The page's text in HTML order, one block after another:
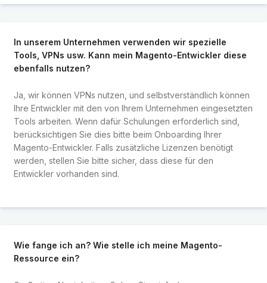
In unserem Unternehmen verwenden wir spezielle
Tools, VPNs usw. Kann mein Magento-Entwickler diese
ebenfalls nutzen?
Ja, wir können VPNs nutzen, und selbstverständlich können
Ihre Entwickler mit den von Ihrem Unternehmen eingesetzten
Tools arbeiten. Wenn dafür Schulungen erforderlich sind,
berücksichtigen Sie dies bitte beim Onboarding Ihrer
Magento-Entwickler. Falls zusätzliche Lizenzen benötigt
werden, stellen Sie bitte sicher, dass diese für den
Entwickler vorhanden sind.
Wie fange ich an? Wie stelle ich meine Magento-
Ressource ein?